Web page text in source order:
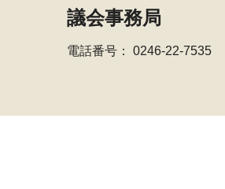
議会事務局
電話番号： 0246-22-7535